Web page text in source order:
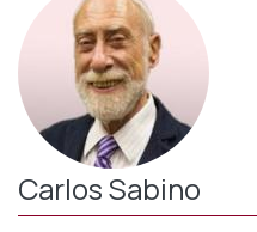
Carlos Sabino